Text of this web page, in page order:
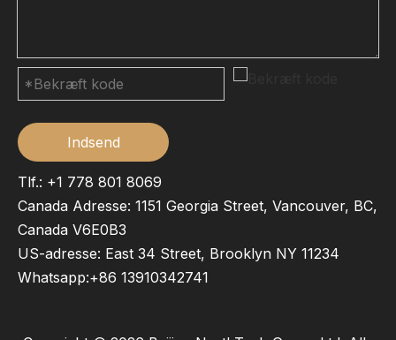
Indsend
Tlf.: +1 778 801 8069
Canada Adresse: 1151 Georgia Street, Vancouver, BC,
Canada V6E0B3
US-adresse: East 34 Street, Brooklyn NY 11234
Whatsapp:+86 13910342741